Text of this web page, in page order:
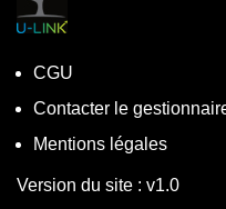
CGU
Contacter le
Mentions légales
Version du site : v1.0